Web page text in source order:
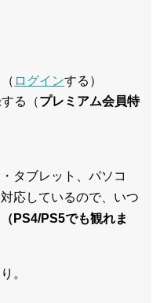
ログインする）
る（プレミアム会員特
タブレット、パソコ
応しているので、いつ
（PS4/PS5でも観れま
。